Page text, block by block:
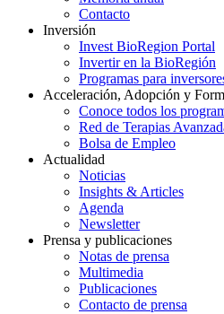
Contacto
Inversión
Invest BioRegion Portal
Invertir en la BioRegión
Programas para
Acceleración, Adopción y
Conoce todos los
Red de Terapias
Bolsa de Empleo
Actualidad
Noticias
Insights & Articles
Agenda
Newsletter
Prensa y publicaciones
Notas de prensa
Multimedia
Publicaciones
Contacto de prensa